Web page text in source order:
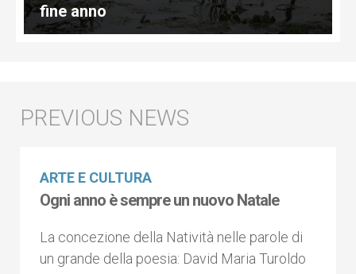
fine anno
ARTE E CULTURA
Ogni anno è sempre un nuovo Natale
La concezione della Natività nelle parole di
un grande della poesia: David Maria Turoldo